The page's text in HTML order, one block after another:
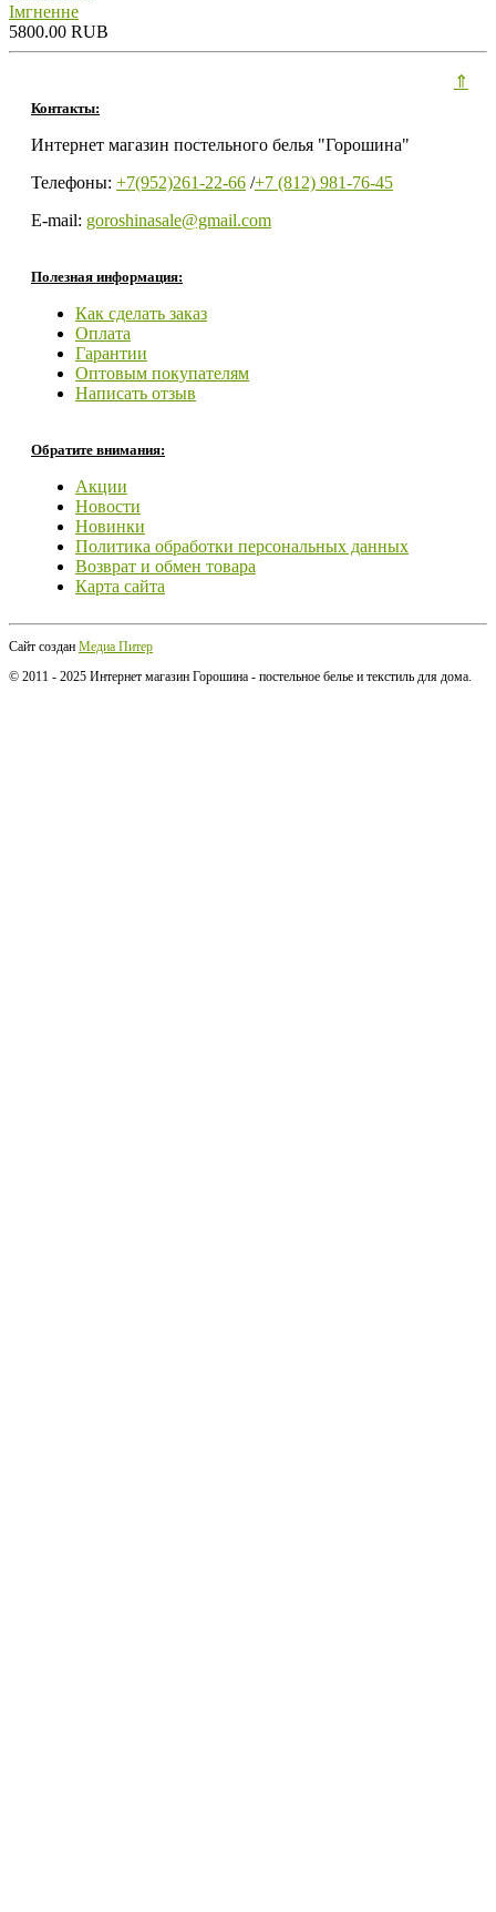
Iмгненне
5800.00 RUB
Контакты:
Интернет магазин постельного белья "Горошина"
Телефоны: +7(952)261-22-66 /+7 (812) 981-76-45
E-mail: goroshinasale@gmail.com
Полезная информация:
Как сделать заказ
Оплата
Гарантии
Оптовым покупателям
Написать отзыв
Обратите внимания:
Акции
Новости
Новинки
Политика обработки персональных данных
Возврат и обмен товара
Карта сайта
Сайт создан Медиа Питер
© 2011 - 2025 Интернет магазин Горошина - постельное белье и текстиль для дома.
⇑